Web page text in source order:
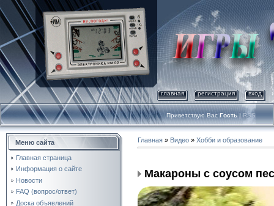
главная регистрация вход
Приветствую Вас Гость | RSS
Меню сайта
Главная страница
Информация о сайте
Новости
FAQ (вопрос/ответ)
Доска объявлений
Главная » Видео » Хобби и образование
Макароны с соусом